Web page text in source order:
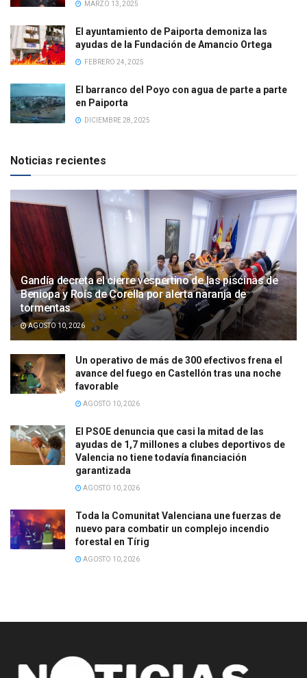
MARZO 13, 2025
El ayuntamiento de Paiporta demoniza las
ayudas de la Fundación de Amancio Ortega
FEBRERO 24, 2025
El barranco del Poyo con agua de parte a parte
en Paiporta
DICIEMBRE 28, 2025
Noticias recientes
Gandía decreta el cierre vespertino de las piscinas de
Beniopa y Roís de Corella por alerta naranja de
tormentas
AGOSTO 10, 2026
Un operativo de más de 300 efectivos frena el
avance del fuego en Castellón tras una noche
favorable
AGOSTO 10, 2026
El PSOE denuncia que casi la mitad de las
ayudas de 1,7 millones a clubes deportivos de
Valencia no tiene todavía financiación
garantizada
AGOSTO 10, 2026
Toda la Comunitat Valenciana une fuerzas de
nuevo para combatir un complejo incendio
forestal en Tírig
AGOSTO 10, 2026